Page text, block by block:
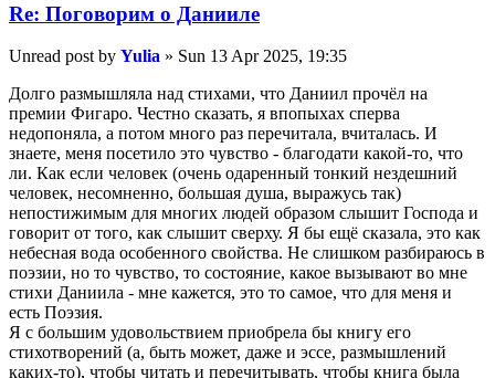
Re: Поговорим o Данииле
Unread post by Yulia » Sun 13 Apr 2025, 19:35
Долго размышляла над стихами, что Даниил прочёл на
премии Фигаро. Честно сказать, я впопыхах сперва
недопоняла, а потом много раз перечитала, вчиталась. И
знаете, меня посетило это чувство - благодати какой-то, что
ли. Как если человек (очень одаренный тонкий нездешний
человек, несомненно, большая душа, выражусь так)
непостижимым для многих людей образом слышит Господа и
говорит от того, как слышит сверху. Я бы ещё сказала, это как
небесная вода особенного свойства. Не слишком разбираюсь в
поэзии, но то чувство, то состояние, какое вызывают во мне
стихи Даниила - мне кажется, это то самое, что для меня и
есть Поэзия.
Я с большим удовольствием приобрела бы книгу его
стихотворений (а, быть может, даже и эссе, размышлений
каких-то), чтобы читать и перечитывать, чтобы книга была